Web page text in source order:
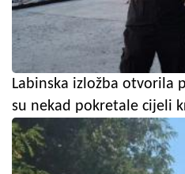
Labinska izložba otvorila
su nekad pokretale cijeli